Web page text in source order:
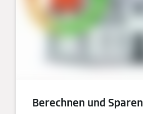
Berechnen und Sparen